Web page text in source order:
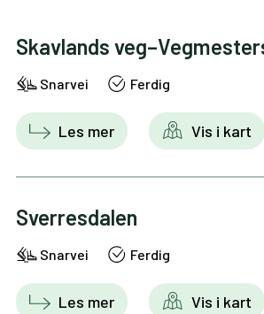
Skavlands
Snarvei Ferdig
Les mer Vis i kart
Sverresdalen
Snarvei Ferdig
Les mer Vis i kart